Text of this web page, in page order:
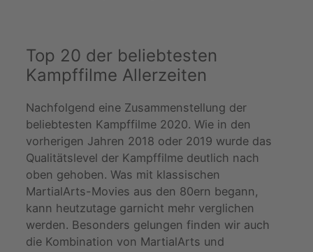
Top 20 der beliebtesten
Kampffilme Allerzeiten
Nachfolgend eine Zusammenstellung der
beliebtesten Kampffilme 2020. Wie in den
vorherigen Jahren 2018 oder 2019 wurde das
Qualitätslevel der Kampffilme deutlich nach
oben gehoben. Was mit klassischen
MartialArts-Movies aus den 80ern begann,
kann heutzutage garnicht mehr verglichen
werden. Besonders gelungen finden wir auch
die Kombination von MartialArts und